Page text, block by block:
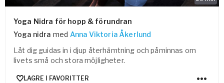
Yoga Nidra för hopp & förundran
Yoga nidra med Anna Viktoria Åkerlund
Låt dig guidas in i djup återhämtning och påminnas om
livets små och stora möjligheter.
LAGRE I FAVORITTER